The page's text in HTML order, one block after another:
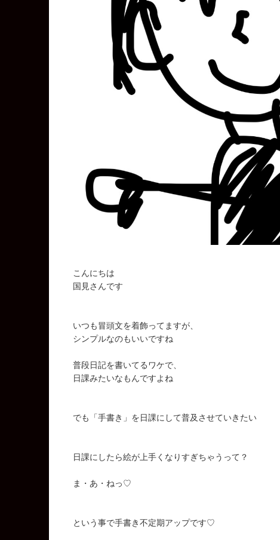
こんにちは
国見さんです
いつも冒頭文を着飾ってますが、
シンプルなのもいいですね
普段日記を書いてるワケで、
日課みたいなもんですよね
でも「手書き」を日課にして普及させていきたい
日課にしたら絵が上手くなりすぎちゃうって？
ま・あ・ねっ♡
という事で手書き不定期アップです♡